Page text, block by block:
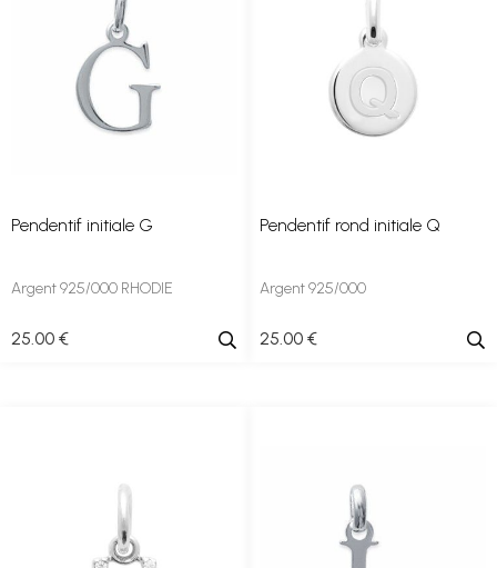
Pendentif initiale G
Argent 925/000 RHODIE
25 .00 €
Pendentif rond initiale Q
Argent 925/000
25 .00 €